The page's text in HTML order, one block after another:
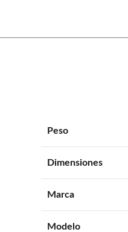
Peso
Dimensiones
Marca
Modelo